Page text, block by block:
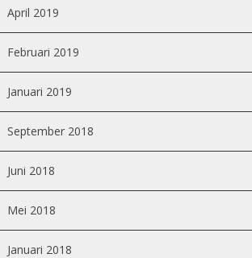
April 2019
Februari 2019
Januari 2019
September 2018
Juni 2018
Mei 2018
Januari 2018